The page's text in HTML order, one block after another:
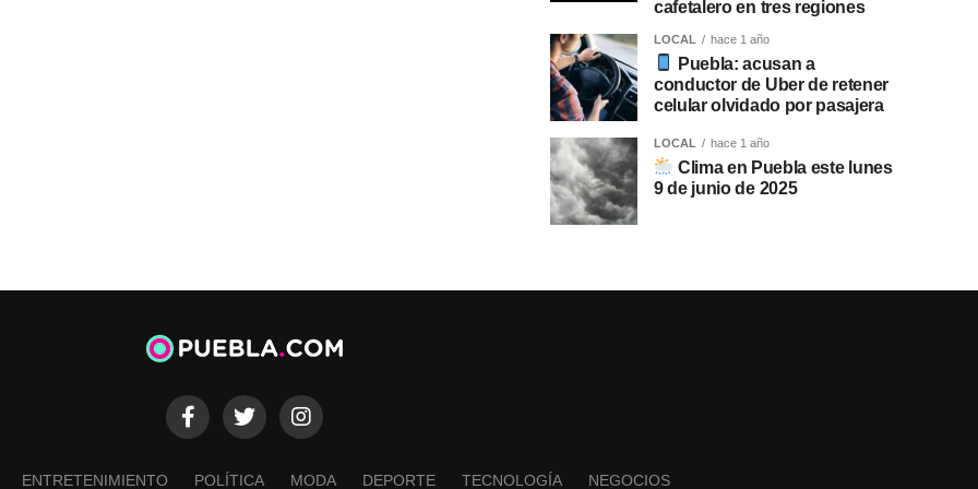
cafetalero en tres regiones
LOCAL hace 1 año
Puebla: acusan a
conductor de Uber de retener
celular olvidado por pasajera
LOCAL hace 1 año
Clima en Puebla este lunes
9 de junio de 2025
ENTRETENIMIENTO POLÍTICA MODA DEPORTE TECNOLOGÍA NEGOCIOS